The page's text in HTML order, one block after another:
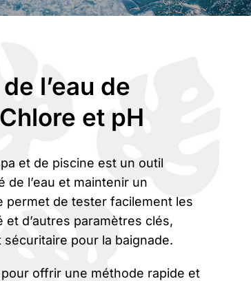
l’eau de
et pH
et de piscine est un outil
de l’eau et maintenir un
permet de tester facilement les
et d’autres paramètres clés,
pour la baignade.
offrir une méthode rapide et